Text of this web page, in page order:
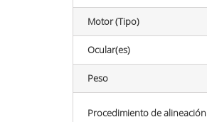
Motor (Tipo)
Ocular(es)
Peso
Procedimiento de alineación